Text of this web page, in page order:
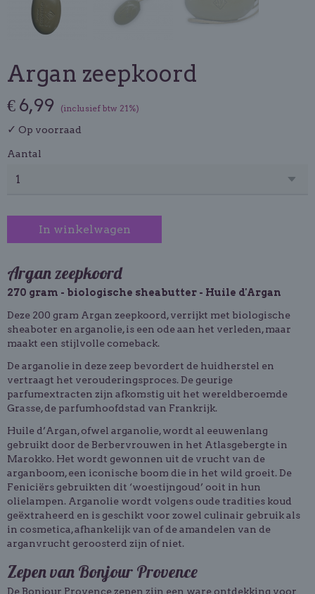
Argan zeepkoord
€ 6,99 (inclusief btw 21%)
✓ Op voorraad
Aantal
In winkelwagen
Argan zeepkoord
270 gram - biologische sheabutter - Huile d'Argan
Deze 200 gram Argan zeepkoord, verrijkt met biologische
sheaboter en arganolie, is een ode aan het verleden, maar
maakt een stijlvolle comeback.
De arganolie in deze zeep bevordert de huidherstel en
vertraagt het verouderingsproces. De geurige
parfumextracten zijn afkomstig uit het wereldberoemde
Grasse, de parfumhoofdstad van Frankrijk.
Huile d’Argan, ofwel arganolie, wordt al eeuwenlang
gebruikt door de Berbervrouwen in het Atlasgebergte in
Marokko. Het wordt gewonnen uit de vrucht van de
arganboom, een iconische boom die in het wild groeit. De
Feniciërs gebruikten dit ‘woestijngoud’ ooit in hun
olielampen. Arganolie wordt volgens oude tradities koud
geëxtraheerd en is geschikt voor zowel culinair gebruik als
in cosmetica, afhankelijk van of de amandelen van de
arganvrucht geroosterd zijn of niet.
Zepen van Bonjour Provence
De Bonjour Provence zepen zijn een ware ontdekking voor